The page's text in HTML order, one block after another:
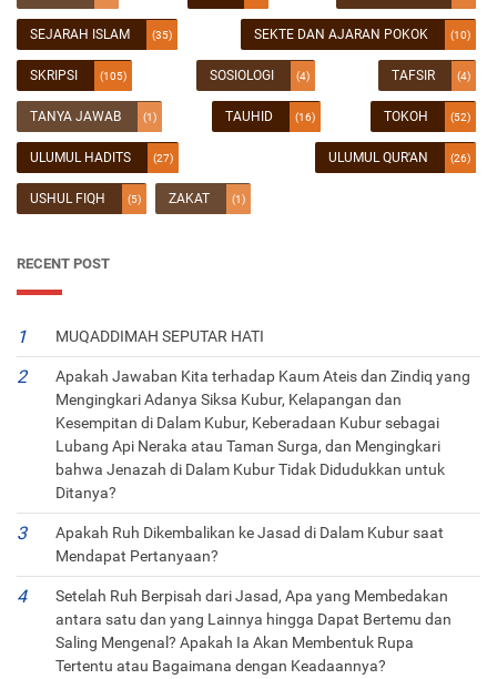
SEJARAH ISLAM (35) SEKTE DAN AJARAN POKOK (10)
SKRIPSI (105) SOSIOLOGI (4) TAFSIR (4)
TANYA JAWAB (1) TAUHID (16) TOKOH (52)
ULUMUL HADITS (27) ULUMUL QUR'AN (26)
USHUL FIQH (5) ZAKAT (1)
RECENT POST
MUQADDIMAH SEPUTAR HATI
Apakah Jawaban Kita terhadap Kaum Ateis dan Zindiq yang
Mengingkari Adanya Siksa Kubur, Kelapangan dan
Kesempitan di Dalam Kubur, Keberadaan Kubur sebagai
Lubang Api Neraka atau Taman Surga, dan Mengingkari
bahwa Jenazah di Dalam Kubur Tidak Didudukkan untuk
Ditanya?
Apakah Ruh Dikembalikan ke Jasad di Dalam Kubur saat
Mendapat Pertanyaan?
Setelah Ruh Berpisah dari Jasad, Apa yang Membedakan
antara satu dan yang Lainnya hingga Dapat Bertemu dan
Saling Mengenal? Apakah Ia Akan Membentuk Rupa
Tertentu atau Bagaimana dengan Keadaannya?